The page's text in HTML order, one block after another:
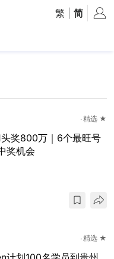
繁 简
精选 ★
头奖800万｜6个最旺号
奖机会
精选 ★